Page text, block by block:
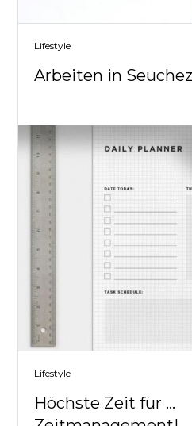
Lifestyle
Arbeiten in
Lifestyle
Höchste Zeit für …